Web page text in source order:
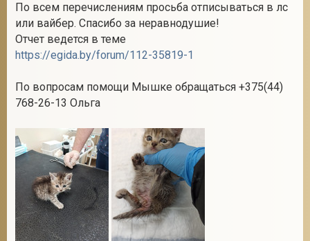
По всем перечислениям просьба отписываться в лс
или вайбер. Спасибо за неравнодушие!
Отчет ведется в теме
https://egida.by/forum/112-35819-1
По вопросам помощи Мышке обращаться +375(44)
768-26-13 Ольга